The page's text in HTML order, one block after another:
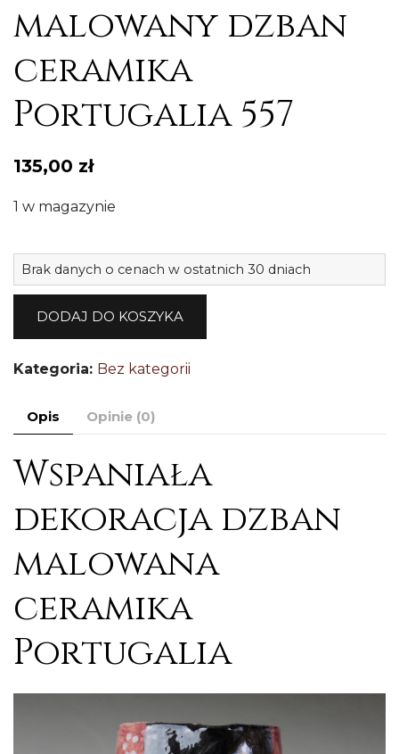
malowany dzban
ceramika
Portugalia 557
135,00 zł
1 w magazynie
Brak danych o cenach w ostatnich 30 dniach
DODAJ DO KOSZYKA
Kategoria: Bez kategorii
Opis Opinie (0)
Wspaniała
dekoracja dzban
malowana
ceramika
Portugalia